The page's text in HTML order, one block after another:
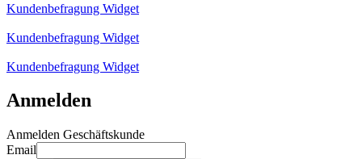
Kundenbefragung Widget
Kundenbefragung Widget
Kundenbefragung Widget
Anmelden
Anmelden Geschäftskunde
Email